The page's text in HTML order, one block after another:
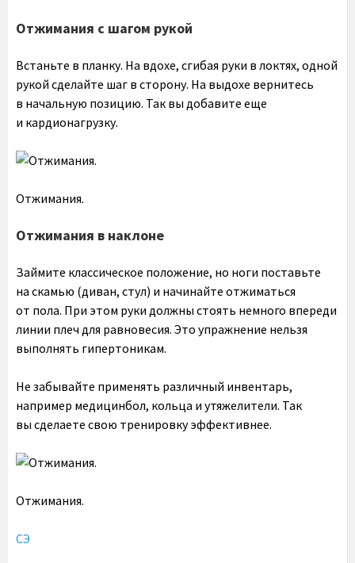
Отжимания с шагом рукой
Встаньте в планку. На вдохе, сгибая руки в локтях, одной
рукой сделайте шаг в сторону. На выдохе вернитесь
в начальную позицию. Так вы добавите еще
и кардионагрузку.
Отжимания.
Отжимания в наклоне
Займите классическое положение, но ноги поставьте
на скамью (диван, стул) и начинайте отжиматься
от пола. При этом руки должны стоять немного впереди
линии плеч для равновесия. Это упражнение нельзя
выполнять гипертоникам.
Не забывайте применять различный инвентарь,
например медицинбол, кольца и утяжелители. Так
вы сделаете свою тренировку эффективнее.
Отжимания.
СЭ